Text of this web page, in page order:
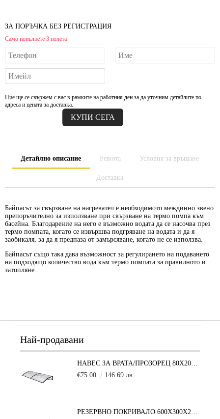
ЗА ПОРЪЧКА БЕЗ РЕГИСТРАЦИЯ
Само попълнете 3 полета
Ние ще се свържем с вас в рамките на работния ден за да уточним детайлите по
адреса и цената за доставка.
Детайлно описание Ревюта Условия за връщане
Доставка
Байпасът за свързване на нагревател е необходимото междинно звено
препоръчително за използване при свързване на термо помпа към
басейна. Благодарение на него е възможно водата да се насочва през
термо помпата, когато се извършва подгряване на водата и да я
заобикаля, за да я предпаза от замърсяване, когато не се използва.
Байпасът също така дава възможност за регулирането на подаването
на подходящо количество вода към термо помпата за правилното и
затопляне.
Най-продавани
НАВЕС ЗА ВРАТА/ПРОЗОРЕЦ 80Х200 СМ, ЧЕРНО-ПРОЗРАЧНО
€75.00
146.69 лв.